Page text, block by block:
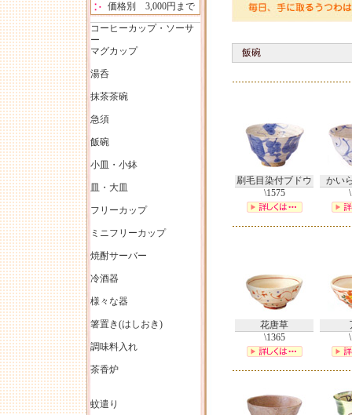
飯碗
刷毛目染付ブドウ
\1575
かい
花唐草
\1365
価格別 3,000円まで
コーヒーカップ・ソーサ
ー
マグカップ
湯呑
抹茶茶碗
急須
飯碗
小皿・小鉢
皿・大皿
フリーカップ
ミニフリーカップ
焼酎サーバー
冷酒器
様々な器
箸置き(はしおき)
調味料入れ
茶香炉
蚊遣り